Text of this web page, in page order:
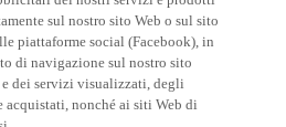
sul nostro sito Web o sul sito
piattaforme social (Facebook), in
di navigazione sul nostro sito
e dei servizi visualizzati, degli
nonché ai siti Web di